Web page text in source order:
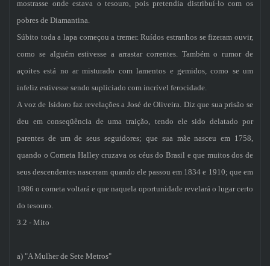
mostrasse onde estava o tesouro, pois pretendia distribuí-lo com os
pobres de Diamantina.
Súbito toda a lapa começou a tremer. Ruídos estranhos se fizeram ouvir,
como se alguém estivesse a arrastar correntes. Também o rumor de
açoites está no ar misturado com lamentos e gemidos, como se um
infeliz estivesse sendo supliciado com incrível ferocidade.
A voz de Isidoro faz revelações a José de Oliveira. Diz que sua prisão se
deu em conseqüência de uma traição, tendo ele sido delatado por
parentes de um de seus seguidores; que sua mãe nasceu em 1758,
quando o Cometa Halley cruzava os céus do Brasil e que muitos dos de
seus descendentes nasceram quando ele passou em 1834 e 1910; que em
1986 o cometa voltará e que naquela oportunidade revelará o lugar certo
do tesouro.
3.2 - Mito
a) "A Mulher de Sete Metros"